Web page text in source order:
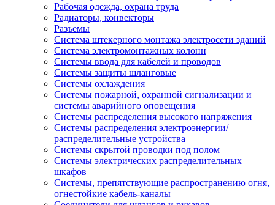
Рабочая одежда, охрана труда
Радиаторы, конвекторы
Разъемы
Система штекерного монтажа электросети зданий
Система электромонтажных колонн
Системы ввода для кабелей и проводов
Системы защиты шланговые
Системы охлаждения
Системы пожарной, охранной сигнализации и
системы аварийного оповещения
Системы распределения высокого напряжения
Системы распределения электроэнергии/
распределительные устройства
Системы скрытой проводки под полом
Системы электрических распределительных
шкафов
Системы, препятствующие распространению огня,
огнестойкие кабель-каналы